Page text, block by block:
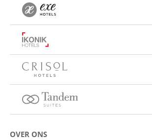
OVER ONS